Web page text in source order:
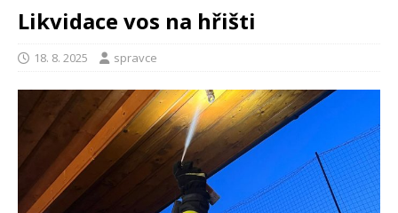
Likvidace vos na hřišti
18. 8. 2025 spravce